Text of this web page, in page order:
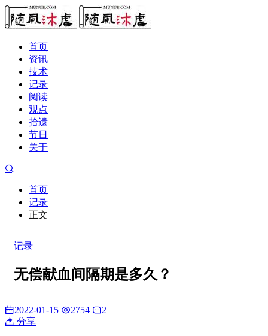
首页
资讯
技术
记录
阅读
观点
拾遗
节日
关于
首页
记录
正文
记录
无偿献血间隔期是多久？
2022-01-15 2754
2
分享